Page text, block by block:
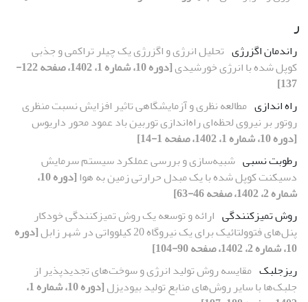
ر
راندمان اگزرژی تحلیل انرژی و اگزرژی یک چیلر تراکمی و جذبی
کوپل شده با انرژی خورشیدی
[دوره 10، شماره 1، 1402، صفحه 122-
137]
راه اندازی مطالعه نظری و آزمایشگاهی تاثیر افزایش نسبت منظری
روتور بر نیروی لحظه‌ای راه‌اندازی توربین باد عمود محور داریوس
[دوره 10، شماره 1، 1402، صفحه 1-14]
رطوبت نسبی شبیه‌سازی و بررسی عملکرد سیستم سرمایش
دسیکنت کوپل شده با یک مبدل حرارتی زمین به هوا
[دوره 10،
شماره 2، 1402، صفحه 46-63]
روش تمیزکنندگی ارائه و توسعه یک روش تمیزکنندگی خودکار
پنل‌های فتوولتائیک برای یک نیروگاه 20 کیلوواتی در شهر زابل
[دوره
10، شماره 2، 1402، صفحه 90-104]
ریزجلبک مقایسه روش تولید انرژی و سوخت‌های تجدیدپذیر از
جلبک‌ها با سایر روش‌های منابع تولید بیودیزل
[دوره 10، شماره 1،